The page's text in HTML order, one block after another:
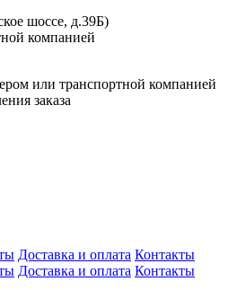
шоссе, д.39Б)
компанией
или транспортной компанией
заказа
Доставка и оплата Контакты
Доставка и оплата Контакты